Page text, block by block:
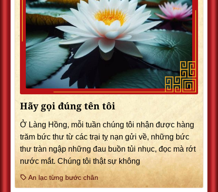
Hãy gọi đúng tên tôi
Ở Làng Hồng, mỗi tuần chúng tôi nhận được hàng
trăm bức thư từ các trại tỵ nạn gửi về, những bức
thư tràn ngập những đau buồn tủi nhục, đọc mà rớt
nước mắt. Chúng tôi thật sự không
An lạc từng bước chân